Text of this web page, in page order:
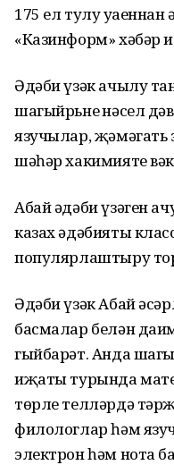
175 ел тулу
«Казинформ» хәбәр
Әдәби үзәк ачылу
шагыйрьнең нәсел
язучылар, җәмәгать
шәһәр хакимияте
Абай әдәби үзәген
казах әдәбияты
популярлаштыру
Әдәби үзәк Абай
басмалар белән
гыйбарәт. Анда
иҗаты турында
төрле телләрдә
филологлар һәм
электрон һәм нота